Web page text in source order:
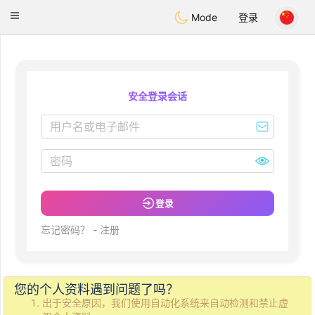
Citas
Toggle
Mode 登录
安全登录会话
登录
忘记密码？ - 注册
您的个人资料遇到问题了吗？
出于安全原因，我们使用自动化系统来自动检测和禁止虚